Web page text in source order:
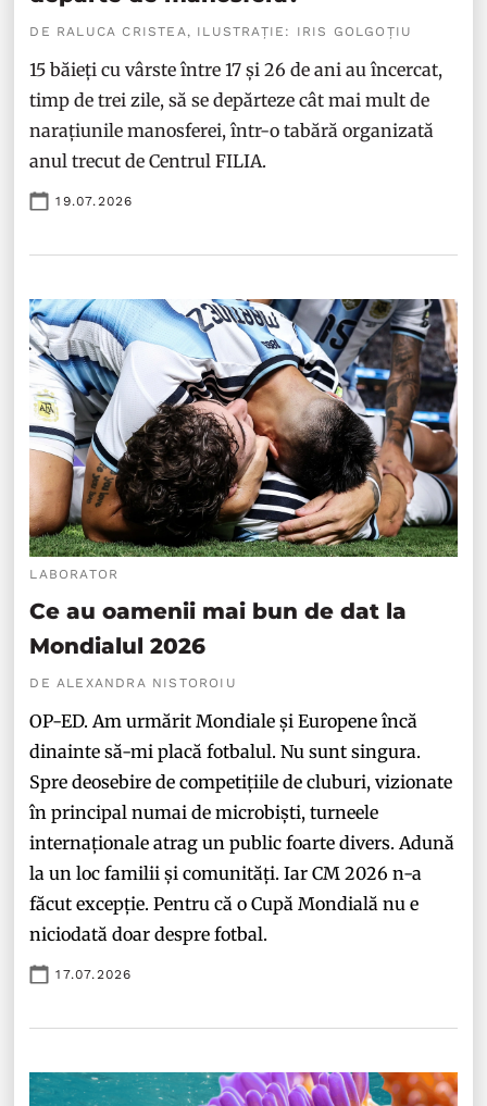
DE RALUCA CRISTEA, ILUSTRAȚIE: IRIS GOLGOȚIU
15 băieți cu vârste între 17 și 26 de ani au încercat,
timp de trei zile, să se depărteze cât mai mult de
narațiunile manosferei, într-o tabără organizată
anul trecut de Centrul FILIA.
19.07.2026
LABORATOR
Ce au oamenii mai bun de dat la
Mondialul 2026
DE ALEXANDRA NISTOROIU
OP-ED. Am urmărit Mondiale și Europene încă
dinainte să-mi placă fotbalul. Nu sunt singura.
Spre deosebire de competițiile de cluburi, vizionate
în principal numai de microbiști, turneele
internaționale atrag un public foarte divers. Adună
la un loc familii și comunități. Iar CM 2026 n-a
făcut excepție. Pentru că o Cupă Mondială nu e
niciodată doar despre fotbal.
17.07.2026